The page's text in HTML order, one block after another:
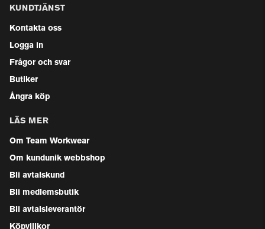
KUNDTJÄNST
Kontakta oss
Logga in
Frågor och svar
Butiker
Ångra köp
LÄS MER
Om Team Workwear
Om kundunik webbshop
Bli avtalskund
Bli medlemsbutik
Bli avtalsleverantör
Köpvillkor